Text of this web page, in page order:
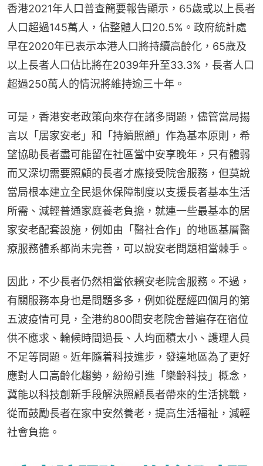
香港2021年人口普查簡要報告顯示，65歲或以上長者
人口超過145萬人，佔整體人口20.5%。政府統計處
早在2020年已表示本港人口將持續高齡化，65歲及
以上長者人口佔比將在2039年升至33.3%，長者人口
超過250萬人的情況將維持逾三十年。
可是，香港安老政策向來存在諸多問題，儘管當局揚
言以「居家安老」和「持續照顧」作為基本原則，希
望協助長者盡可能留在社區當中安享晚年，只有體弱
而又深切需要照顧的長者才應接受院舍服務，但莫說
當局根本建立全民退休保障制度以支援長者基本生活
所需、減輕普通家庭養老負擔，就連一些最基本的居
家安老配套設施，例如由「醫社合作」的地區基層醫
療服務體系都尚未完善，可以說安老問題相當棘手。
因此，不少長者仍然相當依賴安老院舍服務。不過，
有關服務本身也是問題多多，例如從歷經四個月的第
五波疫情可見，全港約800間安老院舍普遍存在宿位
供不應求、輪候時間過長、人均面積太小、護理人員
不足等問題。近年隨着科技進步，發達地區為了更好
應對人口高齡化趨勢，紛紛引進「樂齡科技」概念，
冀能以科技創新手段解決照顧長者帶來的生活挑戰，
從而鼓勵長者在家中安然養老，提高生活福祉，減輕
社會負擔。